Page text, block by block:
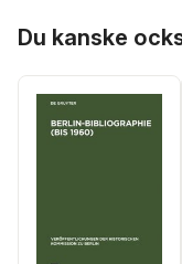
Du kanske